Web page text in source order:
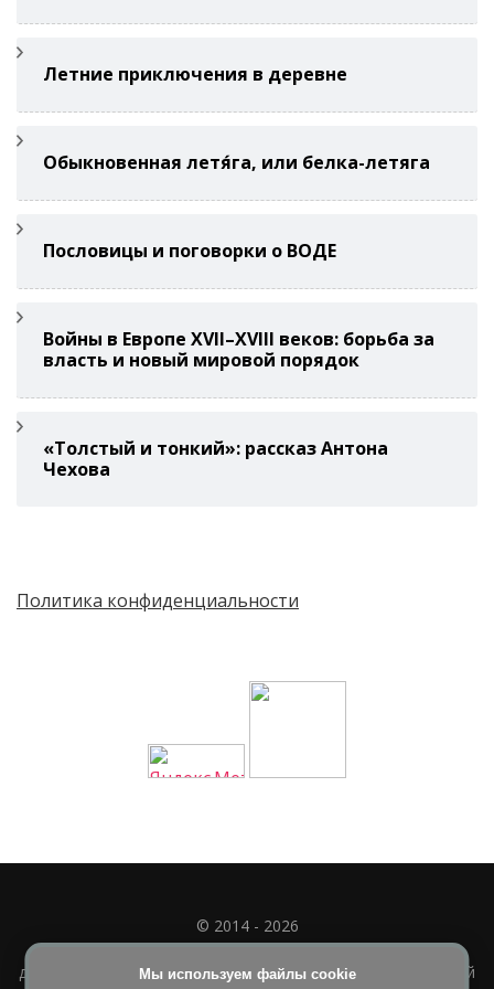
Летние приключения в деревне
Обыкновенная летя́га, или белка-летяга
Пословицы и поговорки о ВОДЕ
Войны в Европе XVII–XVIII веков: борьба за
власть и новый мировой порядок
«Толстый и тонкий»: рассказ Антона
Чехова
Политика конфиденциальности
Мы используем файлы cookie
© 2014 - 2026
Полное или частичное использование материала
допускается только при наличии активной и индексируемой